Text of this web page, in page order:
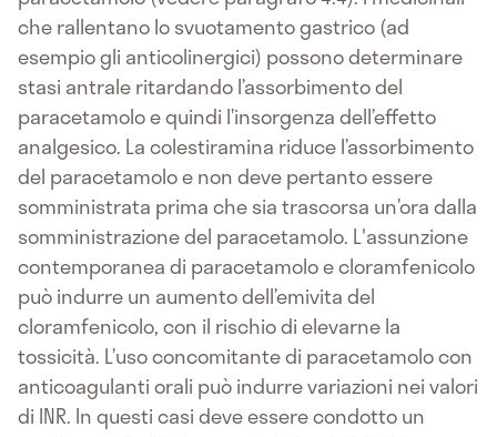
che rallentano lo svuotamento gastrico (ad
esempio gli anticolinergici) possono determinare
stasi antrale ritardando l’assorbimento del
paracetamolo e quindi l’insorgenza dell’effetto
analgesico. La colestiramina riduce l’assorbimento
del paracetamolo e non deve pertanto essere
somministrata prima che sia trascorsa un’ora dalla
somministrazione del paracetamolo. L'assunzione
contemporanea di paracetamolo e cloramfenicolo
può indurre un aumento dell’emivita del
cloramfenicolo, con il rischio di elevarne la
tossicità. L’uso concomitante di paracetamolo con
anticoagulanti orali può indurre variazioni nei valori
di INR. In questi casi deve essere condotto un